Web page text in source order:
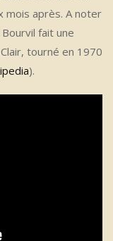
mois après. A noter
fait une
tourné en 1970
).